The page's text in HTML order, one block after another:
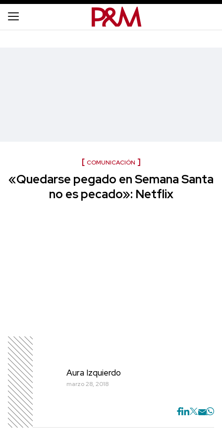
COMUNICACIÓN
«Quedarse pegado en Semana Santa
no es pecado»: Netflix
Aura Izquierdo
marzo 28, 2018